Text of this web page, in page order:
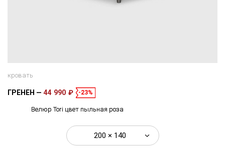
кровать
ГРЕНЕН 44 990 ₽ -23%
Велюр Tori цвет пыльная роза
200 × 140